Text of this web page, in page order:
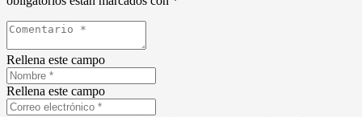
Rellena este campo
Rellena este campo